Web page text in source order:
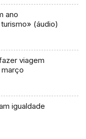
ano
(áudio)
viagem
igualdade